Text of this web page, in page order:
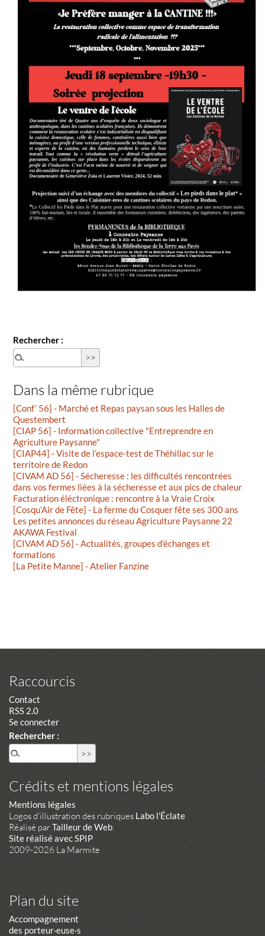
Rechercher :
Dans la même rubrique
[Conf’ 56] - Marché et Repas paysan sous les Halles de
Questembert
[CIAP 56] - Information collective "Entreprendre en
Agriculture Paysanne"
[CIAP44] - Visite de l’espace-test de Théhillac sur le
territoire de Redon
[CIVAM AD 56] - Sécheresse : les difficultés rencontrées
dans vos fermes liées à la sécheresse et aux pics de chaleur
Facturation éléctronique : rencontre à la Vraie Croix
[Cosqu’Air de Fête] - La ferme du Cosquer fête ses 300 ans
Les petites annonces du réseau Agriculture Paysanne 22
AKAWA Festival
[CIVAM AD 56] - Actualités, groupes d’échanges et
formations
[La Petite Manne] - Atelier Fanzine
Raccourcis
Contact
RSS 2.0
Se connecter
Rechercher :
Crédits et mentions légales
Mentions légales
Logos d'illustration des rubriques Labo l'Éclate
Réalisé parTailleur de Web.
Site réalisé avec SPIP
2009-2026 La Marmite
Plan du site
Accompagnement
des porteur·euse·s